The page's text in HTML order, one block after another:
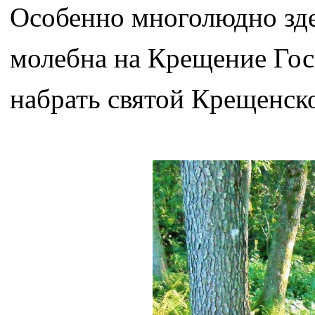
Особенно многолюдно
молебна на Крещение
набрать святой